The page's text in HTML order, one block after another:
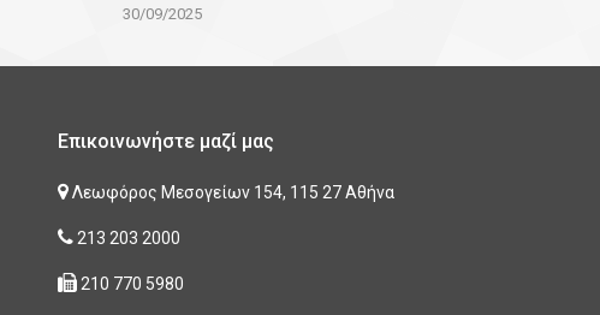
30/09/2025
Επικοινωνήστε μαζί μας
Λεωφόρος Μεσογείων 154, 115 27 Αθήνα
213 203 2000
210 770 5980